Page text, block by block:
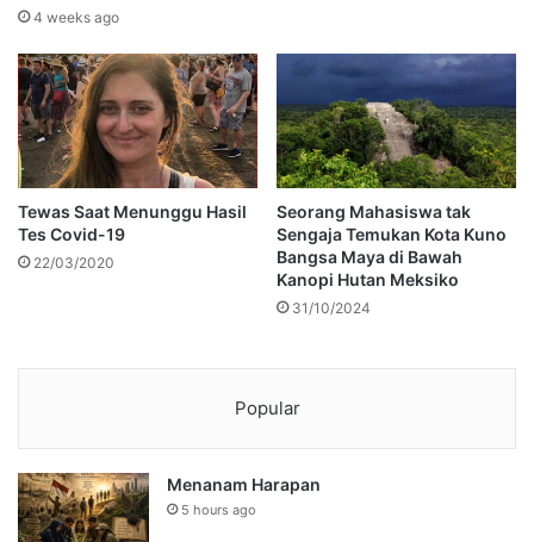
4 weeks ago
Tewas Saat Menunggu Hasil
Tes Covid-19
22/03/2020
Seorang Mahasiswa tak
Sengaja Temukan Kota Kuno
Bangsa Maya di Bawah
Kanopi Hutan Meksiko
31/10/2024
Popular
Menanam Harapan
5 hours ago